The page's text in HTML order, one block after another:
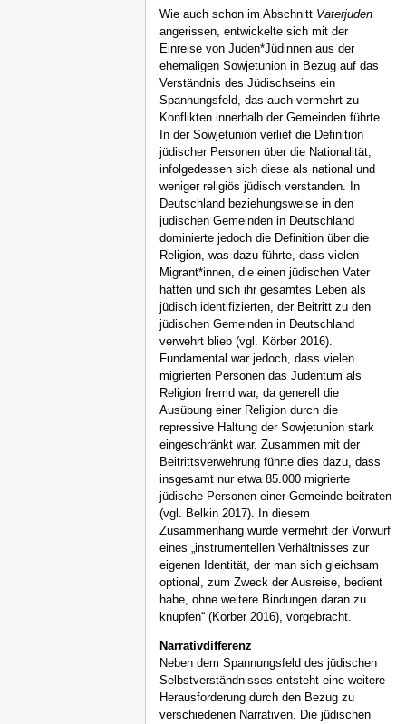
Wie auch schon im Abschnitt Vaterjuden
angerissen, entwickelte sich mit der
Einreise von Juden*Jüdinnen aus der
ehemaligen Sowjetunion in Bezug auf das
Verständnis des Jüdischseins ein
Spannungsfeld, das auch vermehrt zu
Konflikten innerhalb der Gemeinden führte.
In der Sowjetunion verlief die Definition
jüdischer Personen über die Nationalität,
infolgedessen sich diese als national und
weniger religiös jüdisch verstanden. In
Deutschland beziehungsweise in den
jüdischen Gemeinden in Deutschland
dominierte jedoch die Definition über die
Religion, was dazu führte, dass vielen
Migrant*innen, die einen jüdischen Vater
hatten und sich ihr gesamtes Leben als
jüdisch identifizierten, der Beitritt zu den
jüdischen Gemeinden in Deutschland
verwehrt blieb (vgl. Körber 2016).
Fundamental war jedoch, dass vielen
migrierten Personen das Judentum als
Religion fremd war, da generell die
Ausübung einer Religion durch die
repressive Haltung der Sowjetunion stark
eingeschränkt war. Zusammen mit der
Beitrittsverwehrung führte dies dazu, dass
insgesamt nur etwa 85.000 migrierte
jüdische Personen einer Gemeinde beitraten
(vgl. Belkin 2017). In diesem
Zusammenhang wurde vermehrt der Vorwurf
eines „instrumentellen Verhältnisses zur
eigenen Identität, der man sich gleichsam
optional, zum Zweck der Ausreise, bedient
habe, ohne weitere Bindungen daran zu
knüpfen“ (Körber 2016), vorgebracht.
Narrativdifferenz
Neben dem Spannungsfeld des jüdischen
Selbstverständnisses entsteht eine weitere
Herausforderung durch den Bezug zu
verschiedenen Narrativen. Die jüdischen